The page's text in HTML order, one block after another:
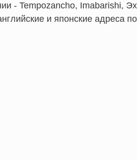
- Tempozancho, Imabarishi,
и японские адреса